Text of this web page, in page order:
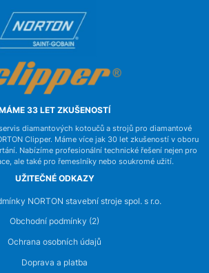
33 LET ZKUŠENOSTÍ
diamantových kotoučů a strojů pro diamantové
Clipper. Máme více jak 30 let zkušeností v oboru
Nabízíme profesionální technické řešení nejen pro
ale také pro řemeslníky nebo soukromé užití.
UŽITEČNÉ ODKAZY
NORTON stavební stroje spol. s r.o.
Obchodní podmínky (2)
Ochrana osobních údajů
Doprava a platba